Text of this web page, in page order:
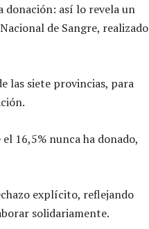
donación: así lo revela un
de Sangre, realizado
las siete provincias, para
16,5% nunca ha donado,
explícito, reflejando
solidariamente.